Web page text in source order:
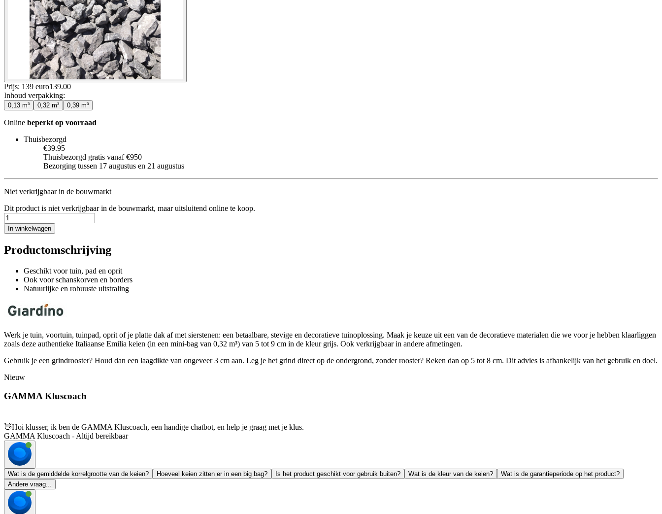
Prijs: 139 euro139.00
Inhoud verpakking:
0,13 m³ 0,32 m³ 0,39 m³
Online beperkt op voorraad
Thuisbezorgd
€39.95
Thuisbezorgd gratis vanaf €950
Bezorging tussen 17 augustus en 21 augustus
Niet verkrijgbaar in de bouwmarkt
Dit product is niet verkrijgbaar in de bouwmarkt, maar uitsluitend online te koop.
In winkelwagen
Productomschrijving
Geschikt voor tuin, pad en oprit
Ook voor schanskorven en borders
Natuurlijke en robuuste uitstraling
Werk je tuin, voortuin, tuinpad, oprit of je platte dak af met sierstenen: een betaalbare, stevige en decoratieve tuinoplossing. Maak je keuze uit een van de decoratieve materialen die we voor je hebben klaarliggen
zoals deze authentieke Italiaanse Emilia keien (in een mini-bag van 0,32 m³) van 5 tot 9 cm in de kleur grijs. Ook verkrijgbaar in andere afmetingen.
Gebruik je een grindrooster? Houd dan een laagdikte van ongeveer 3 cm aan. Leg je het grind direct op de ondergrond, zonder rooster? Reken dan op 5 tot 8 cm. Dit advies is afhankelijk van het gebruik en doel.
Nieuw
GAMMA Kluscoach
👋Hoi klusser, ik ben de GAMMA Kluscoach, een handige chatbot, en help je graag met je klus.
GAMMA Kluscoach - Altijd bereikbaar
Wat is de gemiddelde korrelgrootte van de keien? Hoeveel keien zitten er in een big bag? Is het product geschikt voor gebruik buiten? Wat is de kleur van de keien?
Wat is de garantieperiode op het product?
Andere vraag...